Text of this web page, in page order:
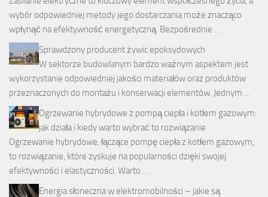
wybór odpowiedniej metody jego dostarczania może znacząco
wpłynąć na efektywność energetyczną. Bezpośrednie …
Sprawdzony producent żywic epoksydowych
W sektorze budowlanym bardzo ważnym aspektem jest
wykorzystanie odpowiedniej jakości materiałów oraz produktów
przeznaczonych do montażu i konserwacji elementów. Jednym …
Ogrzewanie hybrydowe z pompą ciepła i kotłem gazowym:
jak działa i kiedy warto wybrać to rozwiązanie
Ogrzewanie hybrydowe, łączące pompę ciepła z kotłem gazowym,
to rozwiązanie, które zyskuje na popularności dzięki swojej
efektywności i elastyczności. Warto …
Energia słoneczna w elektromobilności – jakie są